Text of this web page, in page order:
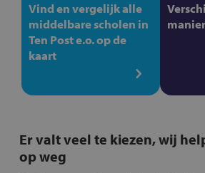
Vind en vergelijk alle
middelbare scholen in
Ten Post e.o. op de
kaart
Er valt veel te kiezen, wij
op weg